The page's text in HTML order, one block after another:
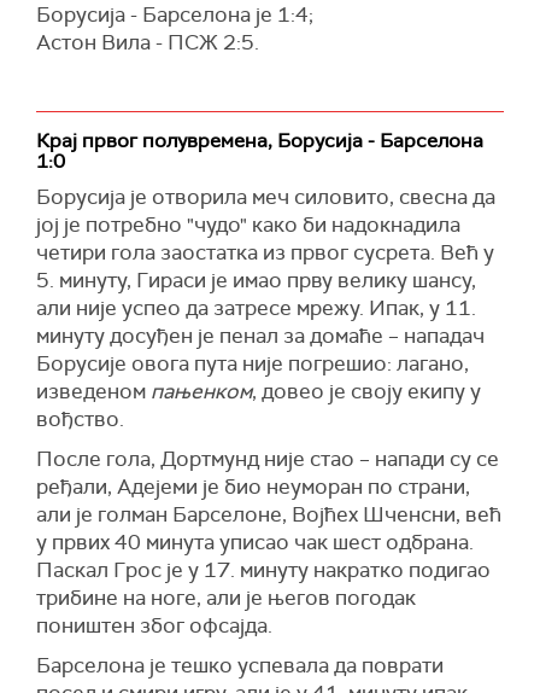
Борусија - Барселона је 1:4;
Астон Вила - ПСЖ 2:5.
Крај првог полувремена, Борусија - Барселона
1:0
Борусија је отворила меч силовито, свесна да
јој је потребно "чудо" како би надокнадила
четири гола заостатка из првог сусрета. Већ у
5. минуту, Гираси је имао прву велику шансу,
али није успео да затресе мрежу. Ипак, у 11.
минуту досуђен је пенал за домаће – нападач
Борусије овога пута није погрешио: лагано,
изведеном пањенком, довео је своју екипу у
вођство.
После гола, Дортмунд није стао – напади су се
ређали, Адејеми је био неуморан по страни,
али је голман Барселоне, Војћех Шченсни, већ
у првих 40 минута уписао чак шест одбрана.
Паскал Грос је у 17. минуту накратко подигао
трибине на ноге, али је његов погодак
поништен због офсајда.
Барселона је тешко успевала да поврати